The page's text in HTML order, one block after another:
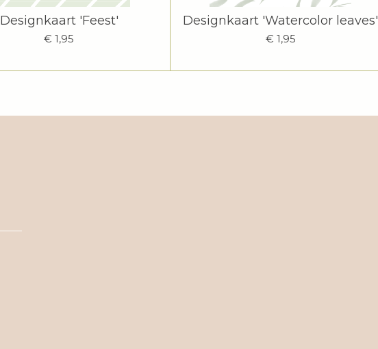
Designkaart 'Feest'
€ 1,95
Designkaart 'Watercolor leaves'
€ 1,95